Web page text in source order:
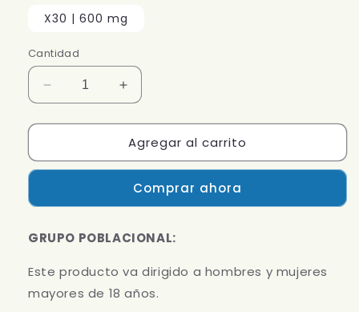
X30 | 600 mg
Cantidad
Reducir
cantidad
para
3,6,9
BLISTER
X30,
X100
|
Aumentar
cantidad
para
OMEGA
3,6,9
BLANDA-
BLISTER
X30,
X100
|
Agregar al carrito
Comprar ahora
GRUPO POBLACIONAL:
Este producto va dirigido a hombres y mujeres
mayores de 18 años.